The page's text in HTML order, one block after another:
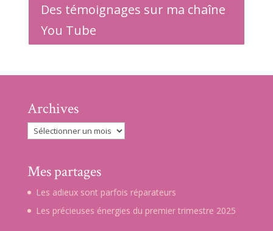
Des témoignages sur ma chaîne
You Tube
Archives
Archives
Mes partages
Les adieux sont parfois réparateurs
Les précieuses énergies du premier trimestre 2025